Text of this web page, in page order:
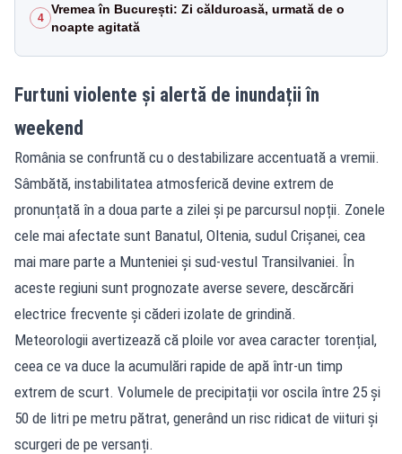
4
Vremea în București: Zi călduroasă, urmată de o
noapte agitată
Furtuni violente și alertă de inundații în
weekend
România se confruntă cu o destabilizare accentuată a vremii.
Sâmbătă, instabilitatea atmosferică devine extrem de
pronunțată în a doua parte a zilei și pe parcursul nopții. Zonele
cele mai afectate sunt Banatul, Oltenia, sudul Crișanei, cea
mai mare parte a Munteniei și sud-vestul Transilvaniei. În
aceste regiuni sunt prognozate averse severe, descărcări
electrice frecvente și căderi izolate de grindină.
Meteorologii avertizează că ploile vor avea caracter torențial,
ceea ce va duce la acumulări rapide de apă într-un timp
extrem de scurt. Volumele de precipitații vor oscila între 25 și
50 de litri pe metru pătrat, generând un risc ridicat de viituri și
scurgeri de pe versanți.